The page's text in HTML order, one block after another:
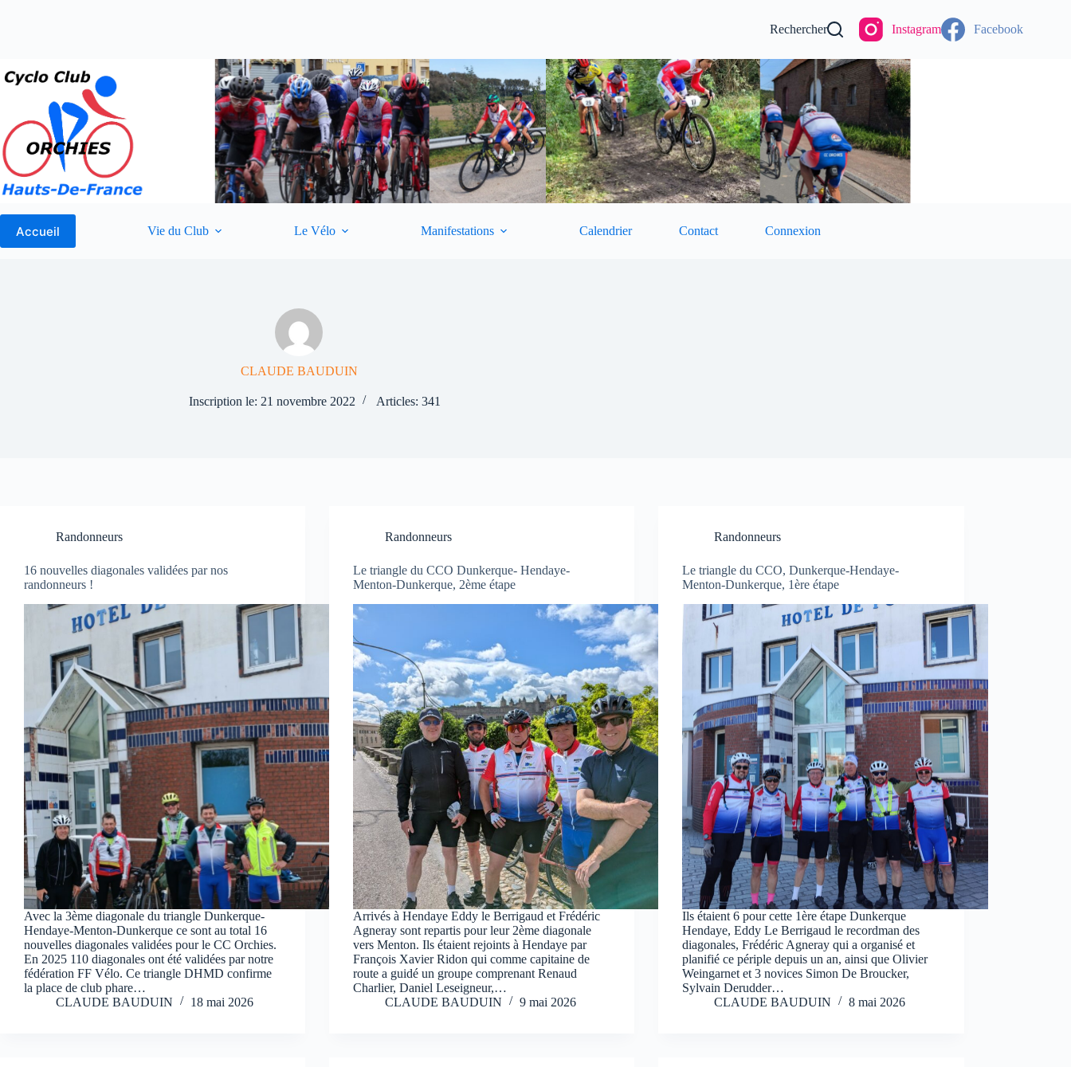
Rechercher Instagram Facebook
Accueil Vie du Club Le Vélo Manifestations Calendrier Contact Connexion
CLAUDE BAUDUIN
Inscription le: 21 novembre 2022 Articles: 341
Randonneurs
16 nouvelles diagonales validées par nos
randonneurs !
Avec la 3ème diagonale du triangle Dunkerque-
Hendaye-Menton-Dunkerque ce sont au total 16
nouvelles diagonales validées pour le CC Orchies.
En 2025 110 diagonales ont été validées par notre
fédération FF Vélo. Ce triangle DHMD confirme
la place de club phare…
CLAUDE BAUDUIN
18 mai 2026
Randonneurs
Le triangle du CCO Dunkerque- Hendaye-
Menton-Dunkerque, 2ème étape
Arrivés à Hendaye Eddy le Berrigaud et Frédéric
Agneray sont repartis pour leur 2ème diagonale
vers Menton. Ils étaient rejoints à Hendaye par
François Xavier Ridon qui comme capitaine de
route a guidé un groupe comprenant Renaud
Charlier, Daniel Leseigneur,…
CLAUDE BAUDUIN
9 mai 2026
Randonneurs
Le triangle du CCO, Dunkerque-Hendaye-
Menton-Dunkerque, 1ère étape
Ils étaient 6 pour cette 1ère étape Dunkerque
Hendaye, Eddy Le Berrigaud le recordman des
diagonales, Frédéric Agneray qui a organisé et
planifié ce périple depuis un an, ainsi que Olivier
Weingarnet et 3 novices Simon De Broucker,
Sylvain Derudder…
CLAUDE BAUDUIN
8 mai 2026